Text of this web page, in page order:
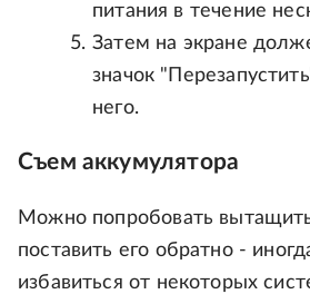
питания в течение
Затем на экране
значок
него.
Съем аккумулятора
Можно попробовать
поставить его обратно -
избавиться от некоторых